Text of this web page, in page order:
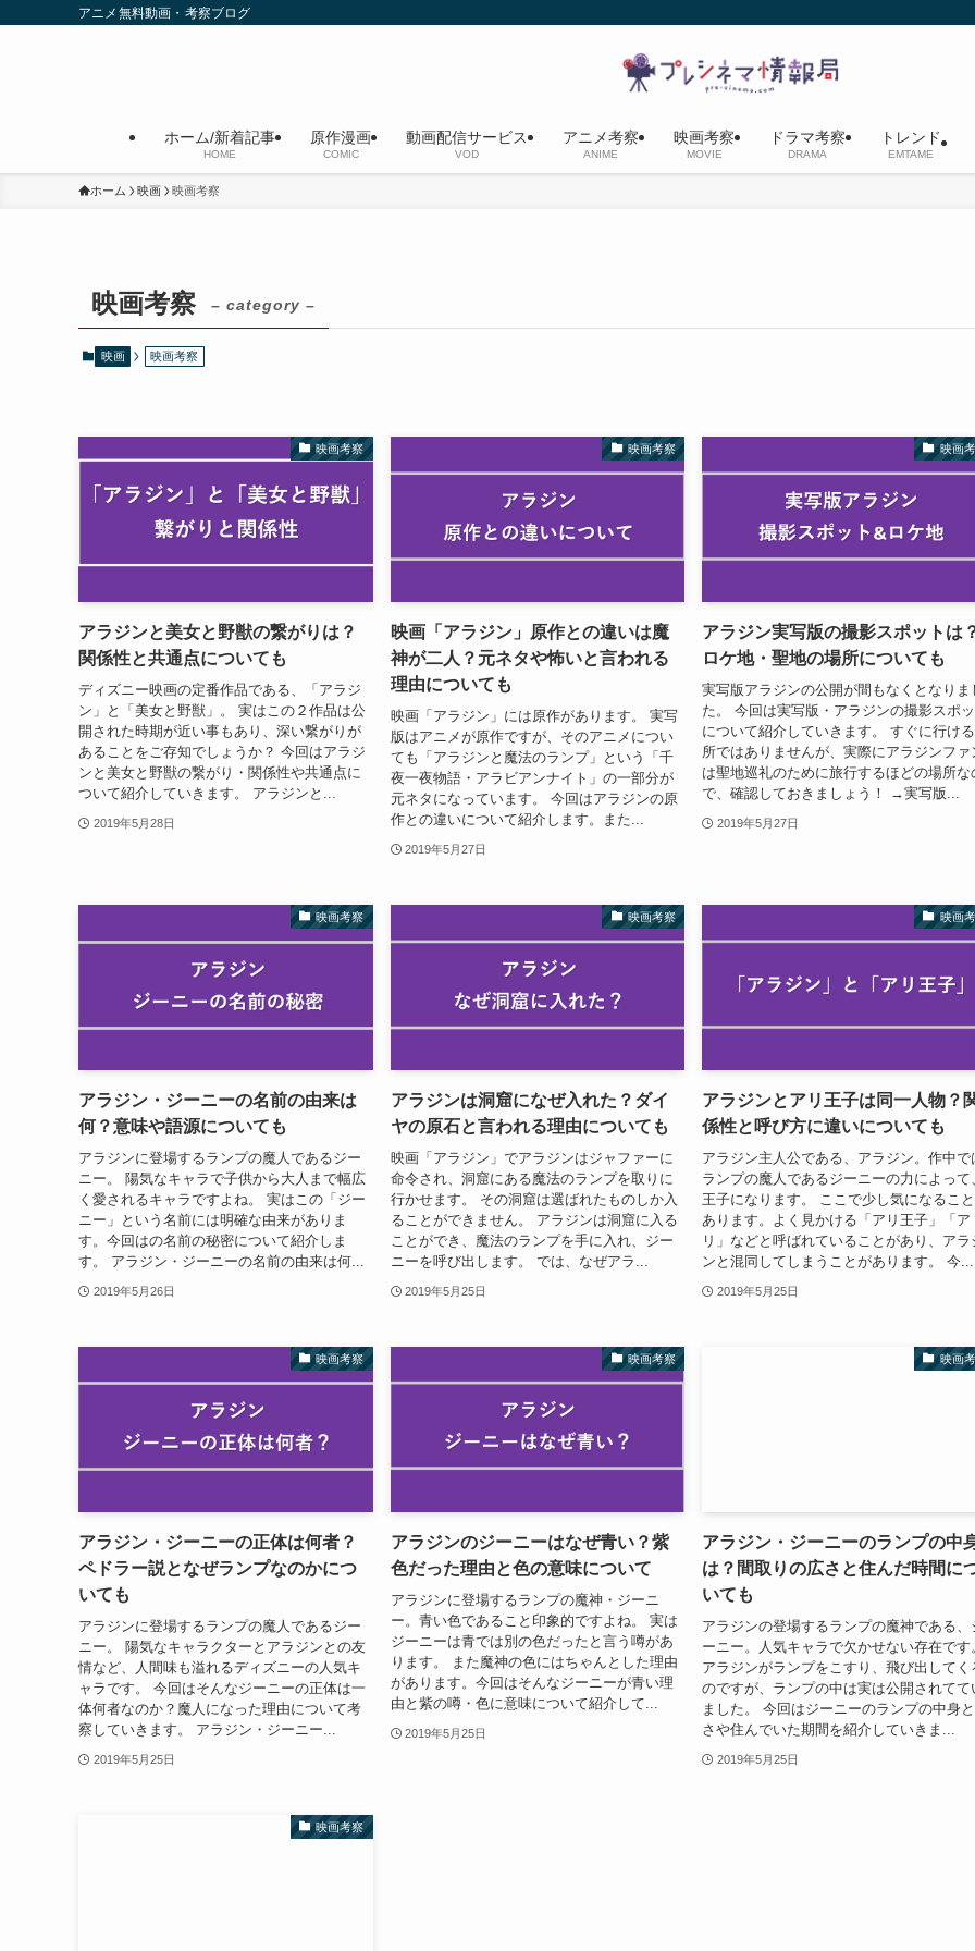
アニメ無料動画・考察ブログ
ホーム/新着記事
HOME
原作漫画
COMIC
動画配信サービス
VOD
アニメ考察
ANIME
映画考察
MOVIE
ドラマ考察
DRAMA
トレンド
EMTAME
ホーム 映画 映画考察
映画考察 – category –
映画 映画考察
映画考察
アラジンと美女と野獣の繋がりは？
関係性と共通点についても
ディズニー映画の定番作品である、「アラジ
ン」と「美女と野獣」。 実はこの２作品は公
開された時期が近い事もあり、深い繋がりが
あることをご存知でしょうか？ 今回はアラジ
ンと美女と野獣の繋がり・関係性や共通点に
ついて紹介していきます。 アラジンと...
2019年5月28日
映画考察
映画「アラジン」原作との違いは魔
神が二人？元ネタや怖いと言われる
理由についても
映画「アラジン」には原作があります。 実写
版はアニメが原作ですが、そのアニメについ
ても「アラジンと魔法のランプ」という「千
夜一夜物語・アラビアンナイト」の一部分が
元ネタになっています。 今回はアラジンの原
作との違いについて紹介します。また...
2019年5月27日
映画
アラジン実写版の撮影スポットは
ロケ地・聖地の場所についても
実写版アラジンの公開が間もなくとなりま
た。 今回は実写版・アラジンの撮影スポッ
について紹介していきます。 すぐに行け
所ではありませんが、実際にアラジンファ
は聖地巡礼のために旅行するほどの場所な
で、確認しておきましょう！ →実写版...
2019年5月27日
映画考察
アラジン・ジーニーの名前の由来は
何？意味や語源についても
アラジンに登場するランプの魔人であるジー
ニー。 陽気なキャラで子供から大人まで幅広
く愛されるキャラですよね。 実はこの「ジー
ニー」という名前には明確な由来がありま
す。今回はの名前の秘密について紹介しま
す。 アラジン・ジーニーの名前の由来は何...
2019年5月26日
映画考察
アラジンは洞窟になぜ入れた？ダイ
ヤの原石と言われる理由についても
映画「アラジン」でアラジンはジャファーに
命令され、洞窟にある魔法のランプを取りに
行かせます。 その洞窟は選ばれたものしか入
ることができません。 アラジンは洞窟に入る
ことができ、魔法のランプを手に入れ、ジー
ニーを呼び出します。 では、なぜアラ...
2019年5月25日
映画
アラジンとアリ王子は同一人物？
係性と呼び方に違いについても
アラジン主人公である、アラジン。作中で
ランプの魔人であるジーニーの力によって
王子になります。 ここで少し気になるこ
あります。よく見かける「アリ王子」「ア
リ」などと呼ばれていることがあり、アラ
ンと混同してしまうことがあります。 今...
2019年5月25日
映画考察
アラジン・ジーニーの正体は何者？
ペドラー説となぜランプなのかにつ
いても
アラジンに登場するランプの魔人であるジー
ニー。 陽気なキャラクターとアラジンとの友
情など、人間味も溢れるディズニーの人気キ
ャラです。 今回はそんなジーニーの正体は一
体何者なのか？魔人になった理由について考
察していきます。 アラジン・ジーニー...
2019年5月25日
映画考察
アラジンのジーニーはなぜ青い？紫
色だった理由と色の意味について
アラジンに登場するランプの魔神・ジーニ
ー。青い色であること印象的ですよね。 実は
ジーニーは青では別の色だったと言う噂があ
ります。 また魔神の色にはちゃんとした理由
があります。今回はそんなジーニーが青い理
由と紫の噂・色に意味について紹介して...
2019年5月25日
映画
アラジン・ジーニーのランプの中
は？間取りの広さと住んだ時間に
いても
アラジンの登場するランプの魔神である、
ーニー。人気キャラで欠かせない存在です
アラジンがランプをこすり、飛び出してく
のですが、ランプの中は実は公開されてて
ました。 今回はジーニーのランプの中身
さや住んでいた期間を紹介していきま...
2019年5月25日
映画考察